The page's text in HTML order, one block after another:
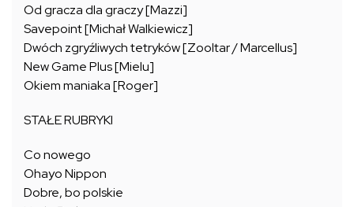
Od gracza dla graczy [Mazzi]
Savepoint [Michał Walkiewicz]
Dwóch zgryźliwych tetryków [Zooltar / Marcellus]
New Game Plus [Mielu]
Okiem maniaka [Roger]
STAŁE RUBRYKI
Co nowego
Ohayo Nippon
Dobre, bo polskie